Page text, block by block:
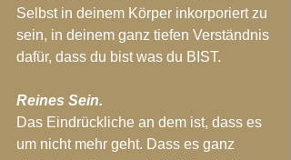
Selbst in deinem Körper inkorporiert zu
sein, in deinem ganz tiefen Verständnis
dafür, dass du bist was du BIST.
Reines Sein.
Das Eindrückliche an dem ist, dass es
um nicht mehr geht. Dass es ganz